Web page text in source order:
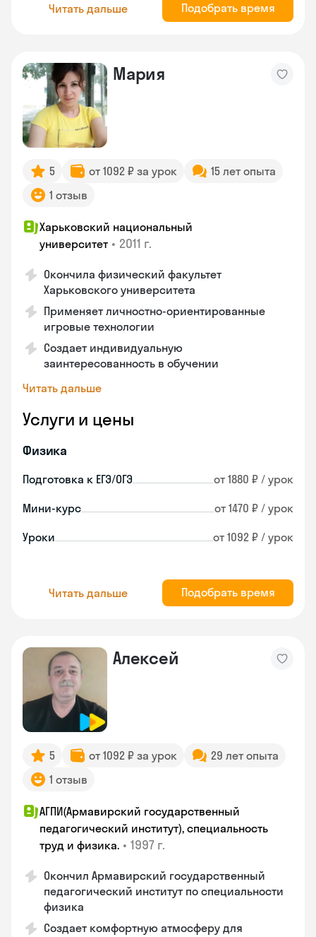
Читать дальше Подобрать время
Мария
5 от 1092 ₽ за урок
15 лет опыта
1 отзыв
Харьковский национальный
университет • 2011 г.
Окончила физический факультет
Харьковского университета
Применяет личностно-ориентированные
игровые технологии
Создает индивидуальную
заинтересованность в обучении
Читать дальше
Услуги и цены
Физика
Подготовка к ЕГЭ/ОГЭ от 1880 ₽ / урок
Мини-курс от 1470 ₽ / урок
Уроки от 1092 ₽ / урок
Читать дальше Подобрать время
Алексей
5 от 1092 ₽ за урок
29 лет опыта
1 отзыв
АГПИ(Армавирский государственный
педагогический институт), специальность
труд и физика. • 1997 г.
Окончил Армавирский государственный
педагогический институт по специальности
физика
Создает комфортную атмосферу для